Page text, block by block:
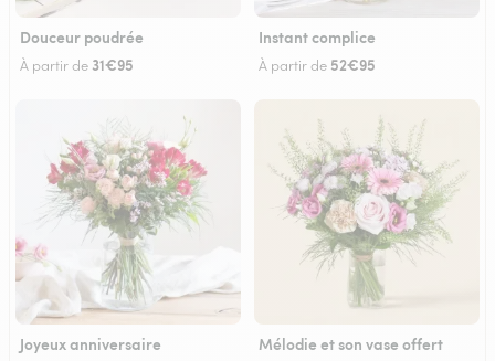
Douceur poudrée
À partir de 31€95
Instant complice
À partir de 52€95
Joyeux anniversaire Mélodie et son vase offert